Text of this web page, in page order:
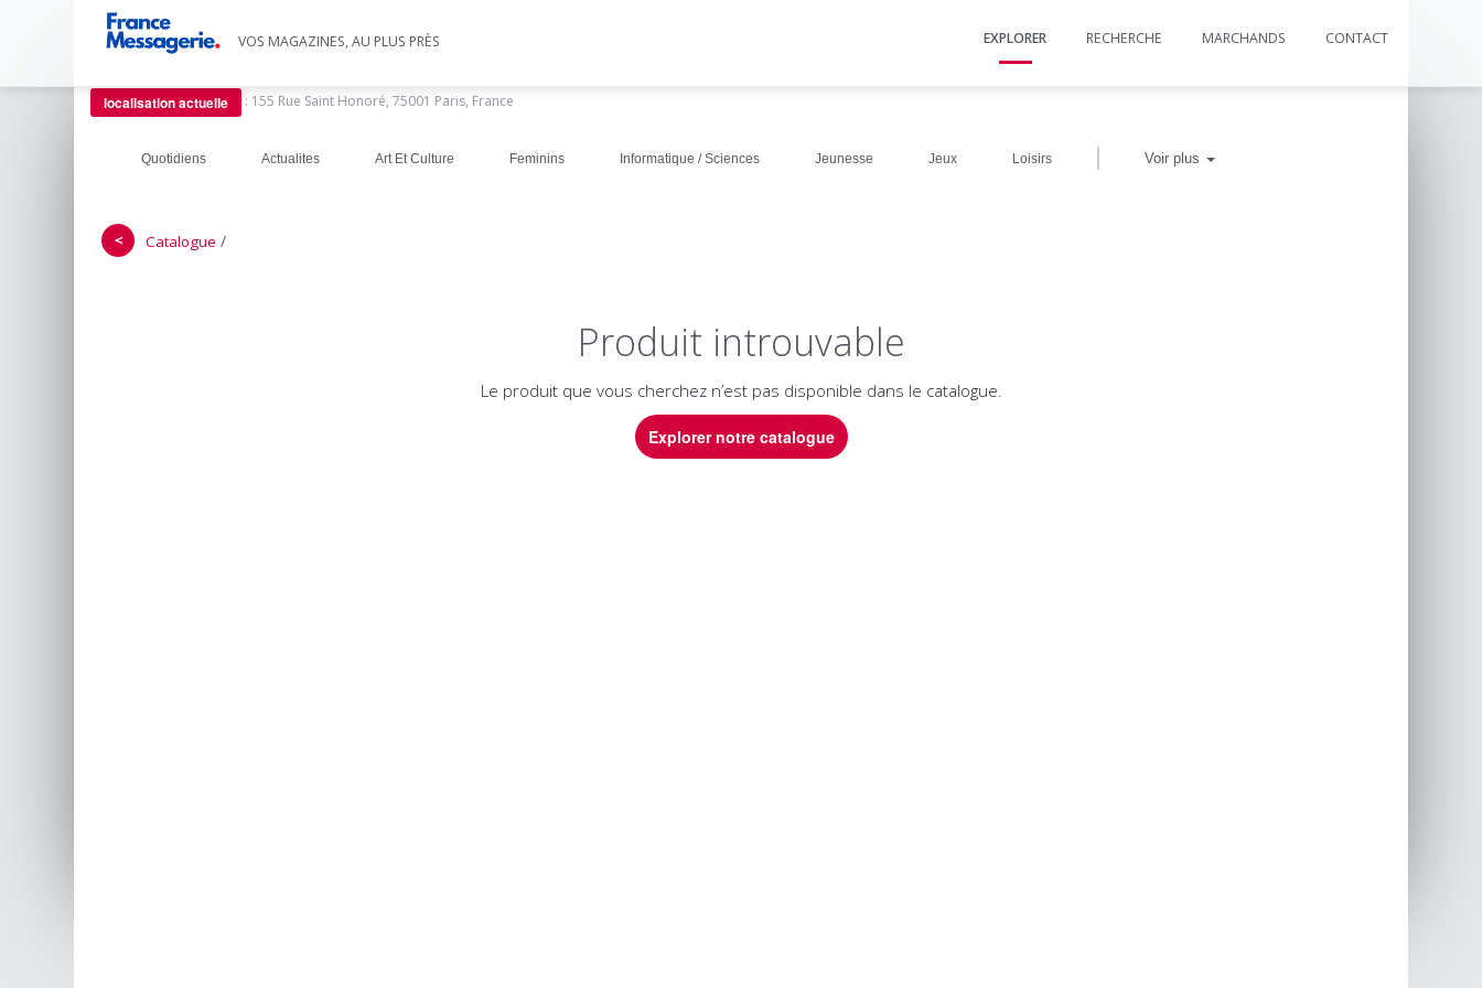
VOS MAGAZINES, AU PLUS PRÈS EXPLORER RECHERCHE MARCHANDS CONTACT
localisation actuelle : 155 Rue Saint Honoré, 75001 Paris, France
Quotidiens Actualites Art Et Culture Feminins Informatique / Sciences Jeunesse Jeux Loisirs | Voir plus
＜ Catalogue /
Produit introuvable
Le produit que vous cherchez n’est pas disponible dans le catalogue.
Explorer notre catalogue